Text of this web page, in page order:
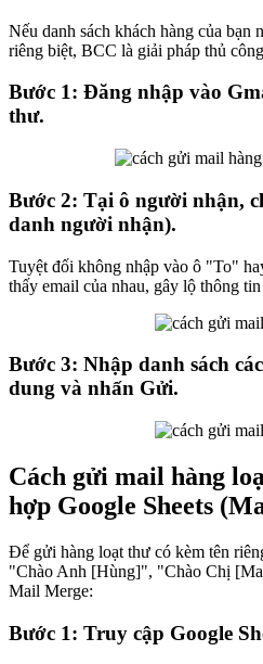
Nếu danh sách khách hàng của bạn
riêng biệt, BCC là giải pháp thủ
Bước 1: Đăng nhập vào
thư.
Bước 2: Tại ô người nhận,
danh người nhận).
Tuyệt đối không nhập vào ô "To"
thấy email của nhau, gây lộ thông tin
Bước 3: Nhập danh sách
dung và nhấn Gửi.
Cách gửi mail hàng
hợp Google Sheets
Để gửi hàng loạt thư có kèm tên
"Chào Anh [Hùng]", "Chào Chị
Mail Merge:
Bước 1: Truy cập Google